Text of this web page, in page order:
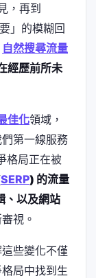
，再到
」的模糊回
自然搜尋流量
經歷前所未
佳化領域，
第一線服務
格局正在被
SERP) 的流量
、以及網站
視。
些變化不僅
局中找到生